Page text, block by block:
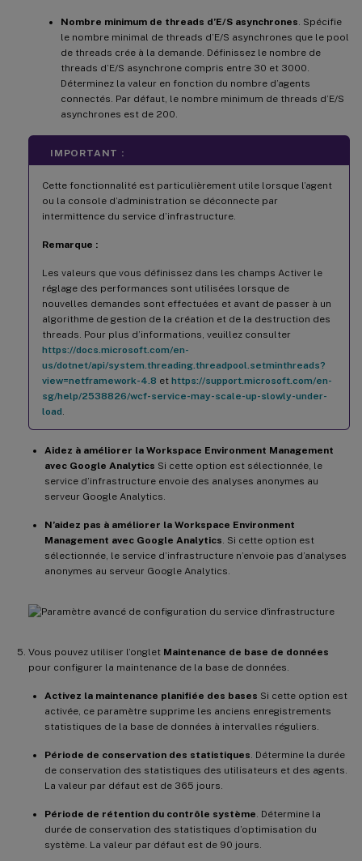
Nombre minimum de threads d’E/S asynchrones . Spécifie
le nombre minimal de threads d’E/S asynchrones que le pool
de threads crée à la demande. Définissez le nombre de
threads d’E/S asynchrone compris entre 30 et 3000.
Déterminez la valeur en fonction du nombre d’agents
connectés. Par défaut, le nombre minimum de threads d’E/S
asynchrones est de 200.
IMPORTANT :
Cette fonctionnalité est particulièrement utile lorsque l’agent
ou la console d’administration se déconnecte par
intermittence du service d’infrastructure.
Remarque :
Les valeurs que vous définissez dans les champs Activer le
réglage des performances sont utilisées lorsque de
nouvelles demandes sont effectuées et avant de passer à un
algorithme de gestion de la création et de la destruction des
threads. Pour plus d’informations, veuillez consulter
https://docs.microsoft.com/en-
us/dotnet/api/system.threading.threadpool.setminthreads?
view=netframework-4.8 et https://support.microsoft.com/en-
sg/help/2538826/wcf-service-may-scale-up-slowly-under-
load
Aidez à améliorer la Workspace Environment Management
avec Google Analytics Si cette option est sélectionnée, le
service d’infrastructure envoie des analyses anonymes au
serveur Google Analytics.
N’aidez pas à améliorer la Workspace Environment
Management avec Google Analytics . Si cette option est
sélectionnée, le service d’infrastructure n’envoie pas d’analyses
anonymes au serveur Google Analytics.
Vous pouvez utiliser l’onglet Maintenance de base de données
pour configurer la maintenance de la base de données.
Activez la maintenance planifiée des bases Si cette option est
activée, ce paramètre supprime les anciens enregistrements
statistiques de la base de données à intervalles réguliers.
Période de conservation des statistiques . Détermine la durée
de conservation des statistiques des utilisateurs et des agents.
La valeur par défaut est de 365 jours.
Période de rétention du contrôle système . Détermine la
durée de conservation des statistiques d’optimisation du
système. La valeur par défaut est de 90 jours.